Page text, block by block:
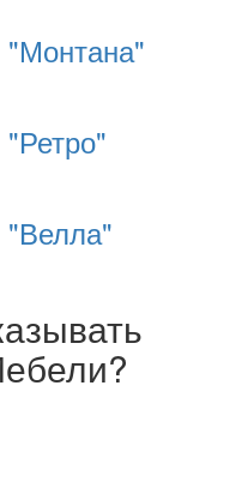
"Монтана"
"Велла"